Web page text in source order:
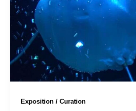
Exposition / Curation